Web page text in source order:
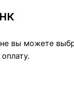
вы можете